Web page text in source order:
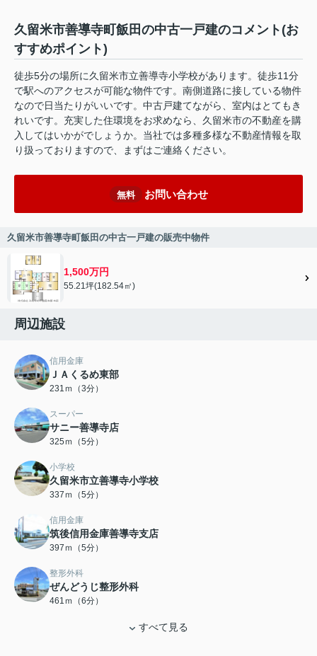
久留米市善導寺町飯田の中古一戸建のコメント(お
すすめポイント)
徒歩5分の場所に久留米市立善導寺小学校があります。徒歩11分
で駅へのアクセスが可能な物件です。南側道路に接している物件
なので日当たりがいいです。中古戸建てながら、室内はとてもき
れいです。充実した住環境をお求めなら、久留米市の不動産を購
入してはいかがでしょうか。当社では多種多様な不動産情報を取
り扱っておりますので、まずはご連絡ください。
無料 お問い合わせ
久留米市善導寺町飯田の中古一戸建の販売中物件
1,500万円
55.21坪(182.54㎡)
周辺施設
信用金庫
ＪＡくるめ東部
231ｍ（3分）
スーパー
サニー善導寺店
325ｍ（5分）
小学校
久留米市立善導寺小学校
337ｍ（5分）
信用金庫
筑後信用金庫善導寺支店
397ｍ（5分）
整形外科
ぜんどうじ整形外科
461ｍ（6分）
すべて見る